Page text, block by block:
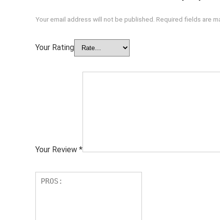
Your email address will not be published. Required fields are
Your Rating
Your Review *